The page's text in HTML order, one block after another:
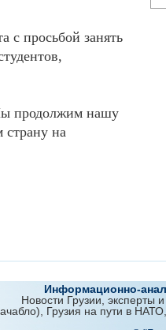
с просьбой занять
продолжим нашу
страну на
Информационно-
Новости Грузии, эксперты
Грузия на пути в